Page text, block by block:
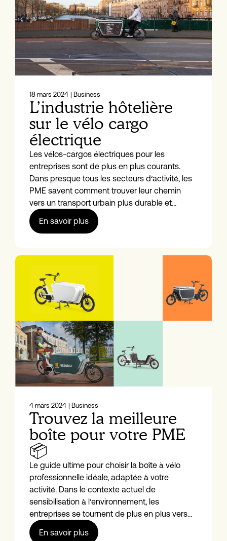
18 mars 2024 | Business
L’industrie hôtelière
sur le vélo cargo
électrique
Les vélos-cargos électriques pour les
entreprises sont de plus en plus courants.
Dans presque tous les secteurs d’activité, les
PME savent comment trouver leur chemin
vers un transport urbain plus durable et…
En savoir plus
4 mars 2024 | Business
Trouvez la meilleure
boîte pour votre PME
📦
Le guide ultime pour choisir la boîte à vélo
professionnelle idéale, adaptée à votre
activité. Dans le contexte actuel de
sensibilisation à l’environnement, les
entreprises se tournent de plus en plus vers…
En savoir plus